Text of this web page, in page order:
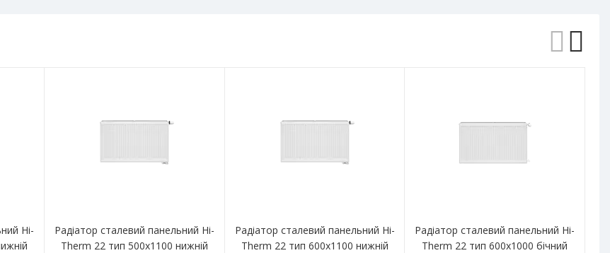
Hi-
Радіатор сталевий панельний Hi-
Therm 22 тип 500x1100 нижній
Радіатор сталевий панельний Hi-
Therm 22 тип 600x1100 нижній
Радіатор сталевий панельний Hi-
Therm 22 тип 600x1000 бічний